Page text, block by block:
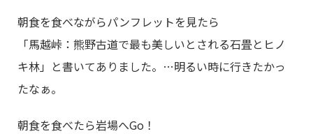
朝食を食べながらパンフレットを見たら
「馬越峠：熊野古道で最も美しいとされる石畳とヒノ
キ林」と書いてありました。…明るい時に行きたかっ
たなぁ。
朝食を食べたら岩場へGo！